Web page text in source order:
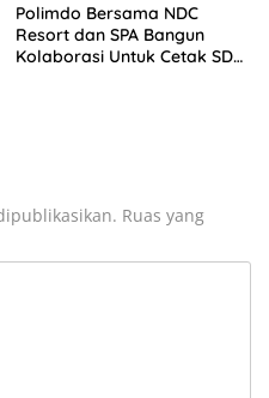
Polimdo Bersama NDC
Resort dan SPA Bangun
Kolaborasi Untuk Cetak SDM
Ruas yang